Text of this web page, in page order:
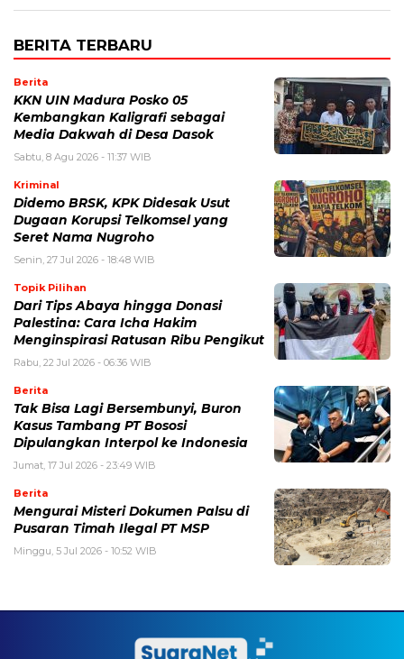
BERITA TERBARU
Berita
KKN UIN Madura Posko 05
Kembangkan Kaligrafi sebagai
Media Dakwah di Desa Dasok
Sabtu, 8 Agu 2026 - 11:37 WIB
Kriminal
Didemo BRSK, KPK Didesak Usut
Dugaan Korupsi Telkomsel yang
Seret Nama Nugroho
Senin, 27 Jul 2026 - 18:48 WIB
Topik Pilihan
Dari Tips Abaya hingga Donasi
Palestina: Cara Icha Hakim
Menginspirasi Ratusan Ribu Pengikut
Rabu, 22 Jul 2026 - 06:36 WIB
Berita
Tak Bisa Lagi Bersembunyi, Buron
Kasus Tambang PT Bososi
Dipulangkan Interpol ke Indonesia
Jumat, 17 Jul 2026 - 23:49 WIB
Berita
Mengurai Misteri Dokumen Palsu di
Pusaran Timah Ilegal PT MSP
Minggu, 5 Jul 2026 - 10:52 WIB